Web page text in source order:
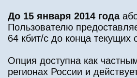
До 15 января 2014 года
Пользователю
64 кбит/с до конца текущих
Опция доступна как
регионах России и